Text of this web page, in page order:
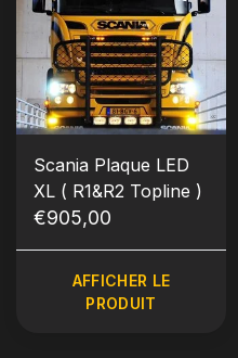
Scania Plaque LED
XL ( R1&R2 Topline )
€905,00
AFFICHER LE
PRODUIT